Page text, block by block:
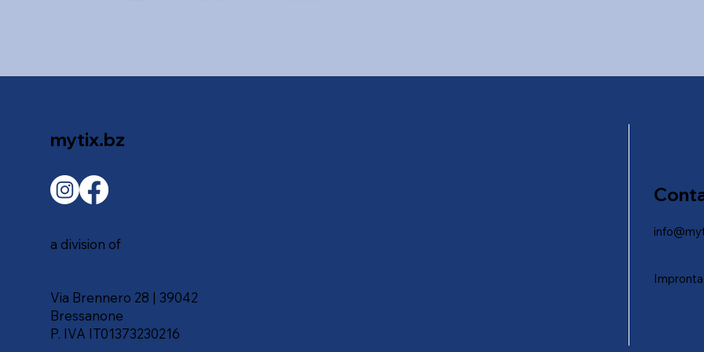
mytix.bz
Impronta
a division of
Via Brennero 28 | 39042
Bressanone
P. IVA IT01373230216